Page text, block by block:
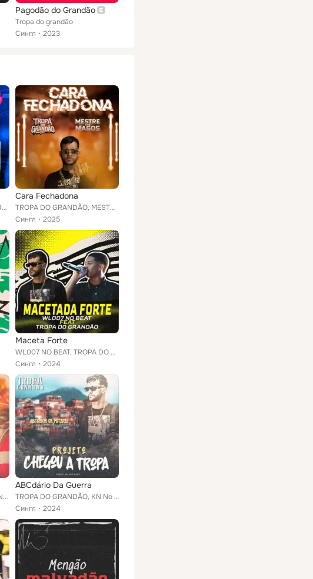
Pagodão do Grandão
Tropa do grandão
Сингл
2023
O maloka feat. TROPA DO GRANDÃO
Cara Fechadona
TROPA DO GRANDÃO, MESTRE DOS MAGOS
Сингл
2025
Maceta Forte
WL007 NO BEAT, TROPA DO GRANDÃO
Сингл
2024
TROPA DO GRANDÃO, DJ ANÔNIMO 73, Arrochadeira Dos FLuxos
ABCdário Da Guerra
TROPA DO GRANDÃO, KN No Beat feat. MC Lan, O Probleminha
Сингл
2024